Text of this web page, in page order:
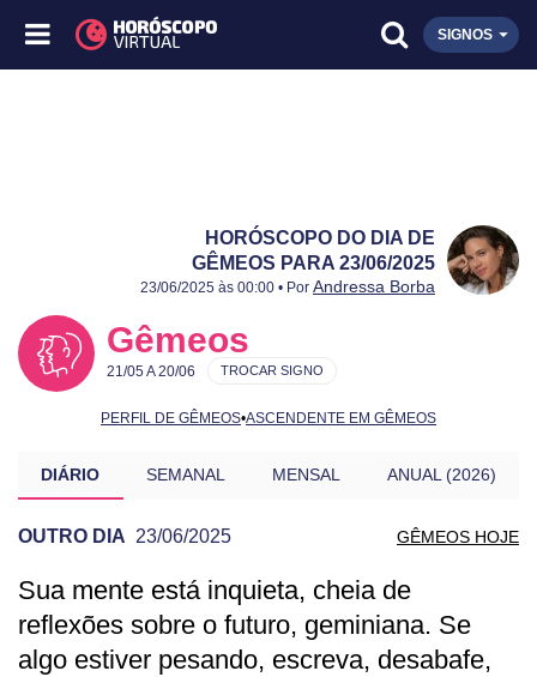
SIGNOS
HORÓSCOPO DO DIA DE
GÊMEOS PARA 23/06/2025
Publicado:
23/06/2025
Atualizado:
23/06/2025
23/06/2025 às 00:00 • Por Andressa Borba
Gêmeos
21/05 A 20/06
PERFIL DE GÊMEOS•ASCENDENTE EM GÊMEOS
TROCAR SIGNO
DIÁRIO SEMANAL MENSAL ANUAL (2026)
OUTRO DIA 23/06/2025 GÊMEOS HOJE
PREVISÃO DE GÊMEOS PARA OUTRO
Sua mente está inquieta, cheia de
reflexões sobre o futuro, geminiana. Se
algo estiver pesando, escreva, desabafe,